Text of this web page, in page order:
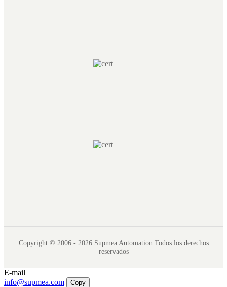
Copyright © 2006 - 2026 Supmea Automation Todos los derechos
reservados
E-mail
info@supmea.com
Copy